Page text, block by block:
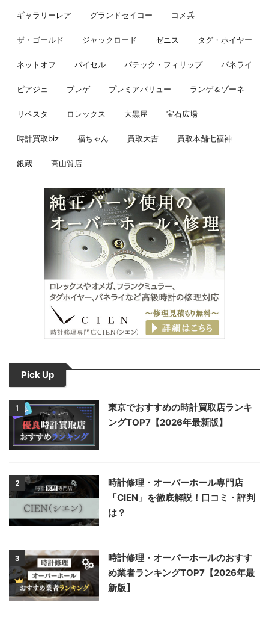
ギャラリーレア グランドセイコー コメ兵
ザ・ゴールド ジャックロード ゼニス タグ・ホイヤー
ネットオフ バイセル パテック・フィリップ パネライ
ピアジェ ブレゲ プレミアバリュー ランゲ＆ゾーネ
リペスタ ロレックス 大黒屋 宝石広場
時計買取biz 福ちゃん 買取大吉 買取本舗七福神
銀蔵 高山質店
Pick Up
1
東京でおすすめの時計買取店ランキ
ングTOP7【2026年最新版】
2
時計修理・オーバーホール専門店
「CIEN」を徹底解説！口コミ・評判
は？
3
時計修理・オーバーホールのおすす
め業者ランキングTOP7【2026年最
新版】